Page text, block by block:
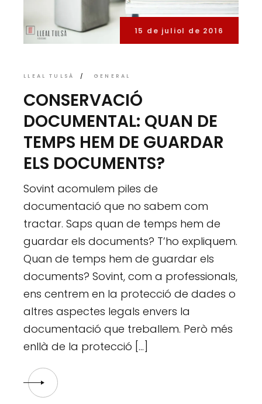
15 de juliol de 2016
LLEAL TULSÀ GENERAL
CONSERVACIÓ
DOCUMENTAL: QUAN DE
TEMPS HEM DE GUARDAR
ELS DOCUMENTS?
Sovint acomulem piles de
documentació que no sabem com
tractar. Saps quan de temps hem de
guardar els documents? T’ho expliquem.
Quan de temps hem de guardar els
documents? Sovint, com a professionals,
ens centrem en la protecció de dades o
altres aspectes legals envers la
documentació que treballem. Però més
enllà de la protecció […]